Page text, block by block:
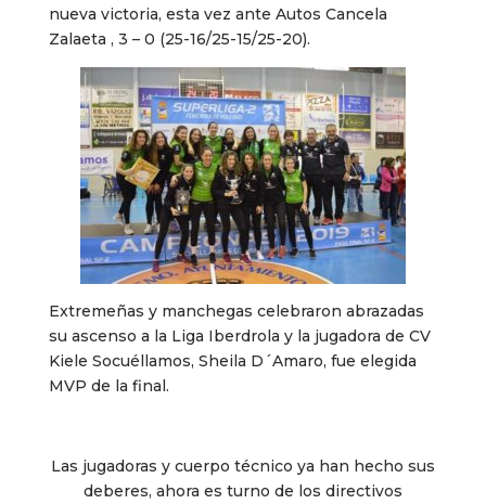
nueva victoria, esta vez ante Autos Cancela
Zalaeta , 3 – 0 (25-16/25-15/25-20).
Extremeñas y manchegas celebraron abrazadas
su ascenso a la Liga Iberdrola y la jugadora de CV
Kiele Socuéllamos, Sheila D´Amaro, fue elegida
MVP de la final.
Las jugadoras y cuerpo técnico ya han hecho sus
deberes, ahora es turno de los directivos